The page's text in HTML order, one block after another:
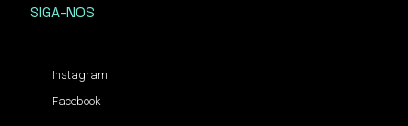
SIGA-NOS
Instagram
Facebook